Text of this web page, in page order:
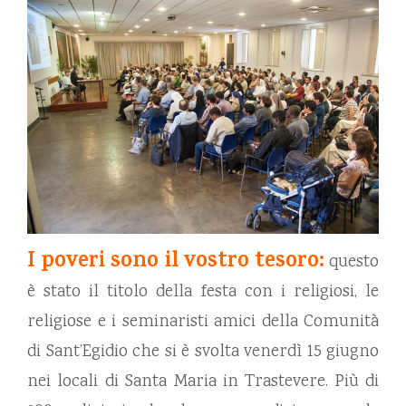
I poveri sono il vostro tesoro: questo
è stato il titolo della festa con i religiosi, le
religiose e i seminaristi amici della Comunità
di Sant’Egidio che si è svolta venerdì 15 giugno
nei locali di Santa Maria in Trastevere. Più di